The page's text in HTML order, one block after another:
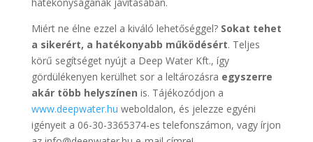
Miért ne élne ezzel a kiváló lehetőséggel? Sokat tehet
a sikerért, a hatékonyabb működésért. Teljes
körű segítséget nyújt a Deep Water Kft., így
gördülékenyen kerülhet sor a leltározásra egyszerre
akár több helyszínen is. Tájékozódjon a
www.deepwater.hu weboldalon, és jelezze egyéni
igényeit a 06-30-3365374-es telefonszámon, vagy írjon